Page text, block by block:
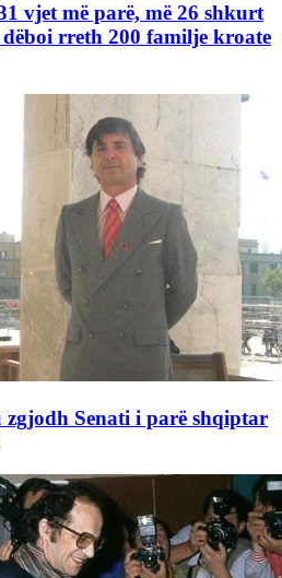
vjet më parë, më 26 shkurt
rreth 200 familje kroate
Senati i parë shqiptar